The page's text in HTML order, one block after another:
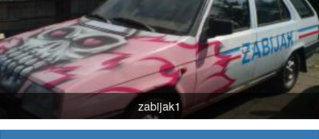
zabijak1